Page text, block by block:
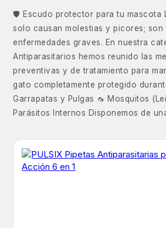
🛡️ Escudo protector para tu mascota
solo causan molestias y picores; son
enfermedades graves. En nuestra
Antiparasitarios hemos reunido las
preventivas y de tratamiento para
gato completamente protegido
Garrapatas y Pulgas 🦟 Mosquitos
Parásitos Internos Disponemos de